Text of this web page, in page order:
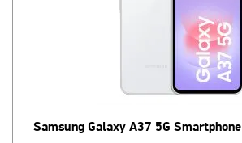
Samsung Galaxy A37 5G Smartphone